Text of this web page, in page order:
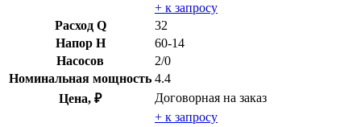
+ к запросу
Расход Q
32
Напор H
60-14
Насосов
2/0
Номинальная мощность 4.4
Цена, ₽
Договорная на заказ
+ к запросу